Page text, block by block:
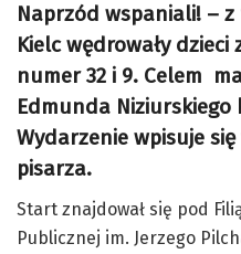
Naprzód wspaniali! –
Kielc wędrowały
numer 32 i 9. Celem
Edmunda Niziurskiego
Wydarzenie wpisuje
pisarza.
Start znajdował się pod
Publicznej im. Jerzego